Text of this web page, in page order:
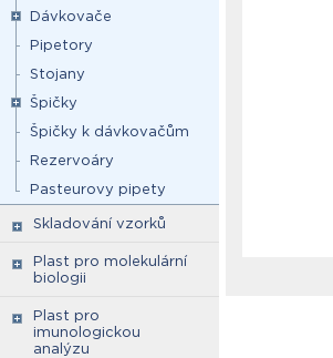
Dávkovače
Pipetory
Stojany
Špičky
Špičky k dávkovačům
Rezervoáry
Pasteurovy pipety
Skladování vzorků
Plast pro molekulární
biologii
Plast pro
imunologickou
analýzu